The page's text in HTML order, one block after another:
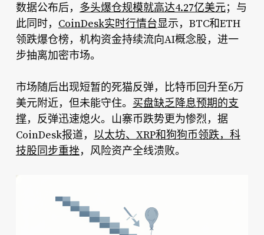
数据公布后， 多头爆仓规模就高达4.27亿美元；与
此同时， CoinDesk实时行情台显示，BTC和ETH
领跌爆仓榜，机构资金持续流向AI概念股，进一
步抽离加密市场。
市场随后出现短暂的死猫反弹，比特币回升至6万
美元附近，但未能守住。 买盘缺乏降息预期的支
撑，反弹迅速熄火。山寨币跌势更为惨烈，据
CoinDesk报道， 以太坊、XRP和狗狗币领跌，科
技股同步重挫，风险资产全线溃败。